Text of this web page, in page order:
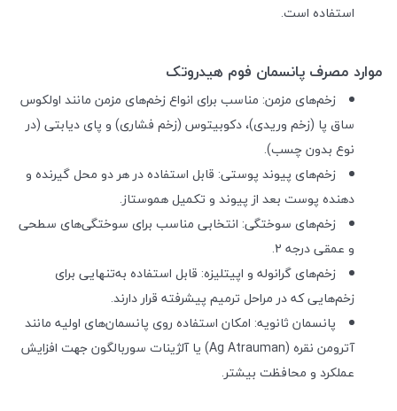
استفاده است.
موارد مصرف پانسمان فوم هیدروتک
زخم‌های مزمن: مناسب برای انواع زخم‌های مزمن مانند اولکوس
ساق پا (زخم وریدی)، دکوبیتوس (زخم فشاری) و پای دیابتی (در
نوع بدون چسب).
زخم‌های پیوند پوستی: قابل استفاده در هر دو محل گیرنده و
دهنده پوست بعد از پیوند و تکمیل هموستاز.
زخم‌های سوختگی: انتخابی مناسب برای سوختگی‌های سطحی
و عمقی درجه ۲.
زخم‌های گرانوله و اپیتلیزه: قابل استفاده به‌تنهایی برای
زخم‌هایی که در مراحل ترمیم پیشرفته قرار دارند.
پانسمان ثانویه: امکان استفاده روی پانسمان‌های اولیه مانند
آترومن نقره (Ag Atrauman) یا آلژینات سوربالگون جهت افزایش
عملکرد و محافظت بیشتر.